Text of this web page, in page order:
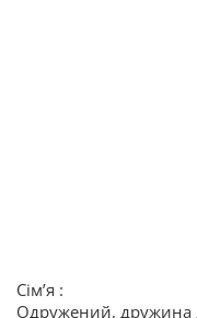
Сім’я :
Одружений, дружина